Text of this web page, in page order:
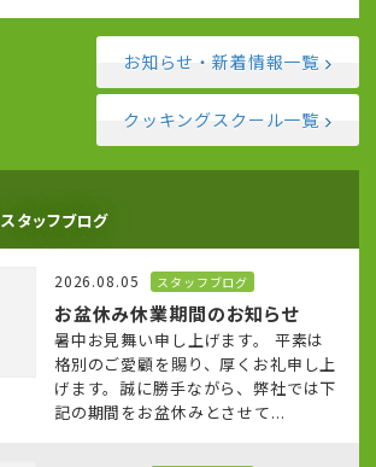
お知らせ・新着情報一覧
クッキングスクール一覧
スタッフブログ
2026.08.05 スタッフブログ
お盆休み休業期間のお知らせ
暑中お見舞い申し上げます。 平素は
格別のご愛顧を賜り、厚くお礼申し上
げます。誠に勝手ながら、弊社では下
記の期間をお盆休みとさせて...